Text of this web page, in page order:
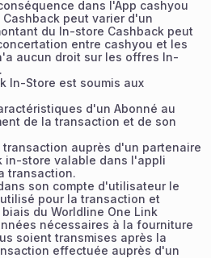
dans l'App cashyou
peut varier d'un
du In-store Cashback peut
entre cashyou et les
aucun droit sur les offres In-
In-Store est soumis aux
d'un Abonné au
de la transaction et de son
auprès d'un partenaire
in-store valable dans l'appli
transaction.
son compte d'utilisateur le
pour la transaction et
du Worldline One Link
nécessaires à la fourniture
soient transmises après la
effectuée auprès d'un